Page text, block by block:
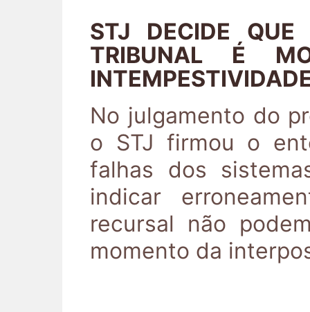
STJ DECIDE
TRIBUNAL É
No julgamento do
o STJ firmou o
falhas dos
indicar
recursal não
momento da